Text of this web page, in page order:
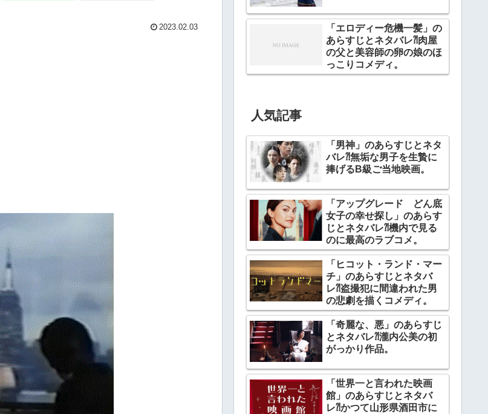
2023.02.03
「エロディー危機一髪」の
あらすじとネタバレ⁈肉屋
の父と美容師の卵の娘のほ
っこりコメディ。
人気記事
「男神」のあらすじとネタ
バレ⁈無垢な男子を生贄に
捧げるB級ご当地映画。
「アップグレード どん底
女子の幸せ探し」のあらす
じとネタバレ⁈機内で見る
のに最高のラブコメ。
「ヒコット・ランド・マー
チ」のあらすじとネタバ
レ⁈盗撮犯に間違われた男
の悲劇を描くコメディ。
「奇麗な、悪」のあらすじ
とネタバレ⁈瀧内公美の初
がっかり作品。
「世界一と言われた映画
館」のあらすじとネタバ
レ⁈かつて山形県酒田市に